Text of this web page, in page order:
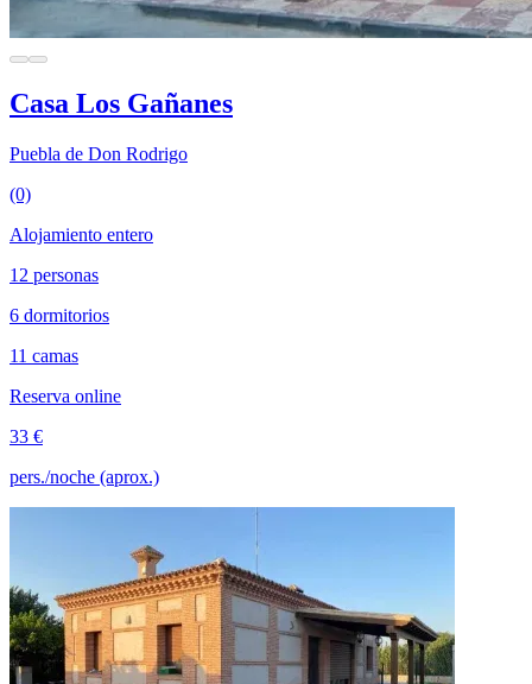
Casa Los Gañanes
Puebla de Don Rodrigo
(0)
Alojamiento entero
12 personas
6 dormitorios
11 camas
Reserva online
33 €
pers./noche (aprox.)